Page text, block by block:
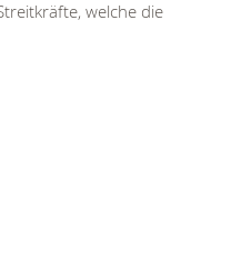
welche die